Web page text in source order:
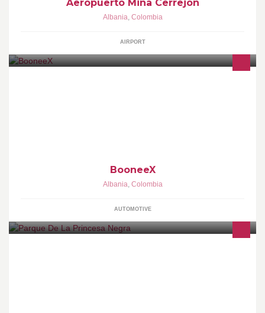
Aeropuerto Mina Cerrejon
Albania, Colombia
AIRPORT
BooneeX
Albania, Colombia
AUTOMOTIVE